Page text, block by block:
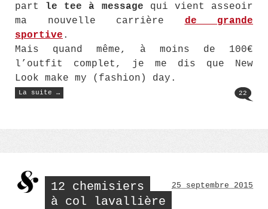
part le tee à message qui vient asseoir
ma nouvelle carrière de grande
sportive .
Mais quand même, à moins de 100€
l’outfit complet, je me dis que New
Look make my (fashion) day.
La suite …
« Tee
shirt
22
12 chemisiers
à col lavallière
25 septembre 2015